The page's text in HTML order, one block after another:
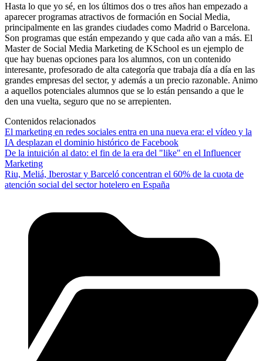
Hasta lo que yo sé, en los últimos dos o tres años han empezado a
aparecer programas atractivos de formación en Social Media,
principalmente en las grandes ciudades como Madrid o Barcelona.
Son programas que están empezando y que cada año van a más. El
Master de Social Media Marketing de KSchool es un ejemplo de
que hay buenas opciones para los alumnos, con un contenido
interesante, profesorado de alta categoría que trabaja día a día en las
grandes empresas del sector, y además a un precio razonable. Animo
a aquellos potenciales alumnos que se lo están pensando a que le
den una vuelta, seguro que no se arrepienten.
Contenidos relacionados
El marketing en redes sociales entra en una nueva era: el vídeo y la
IA desplazan el dominio histórico de Facebook
De la intuición al dato: el fin de la era del "like" en el Influencer
Marketing
Riu, Meliá, Iberostar y Barceló concentran el 60% de la cuota de
atención social del sector hotelero en España